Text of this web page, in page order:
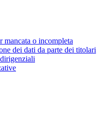
mancata o incompleta
dei dati da parte dei titolari